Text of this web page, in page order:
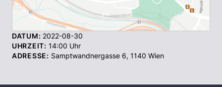
DATUM: 2022-08-30
UHRZEIT: 14:00 Uhr
ADRESSE: Samptwandnergasse 6, 1140 Wien